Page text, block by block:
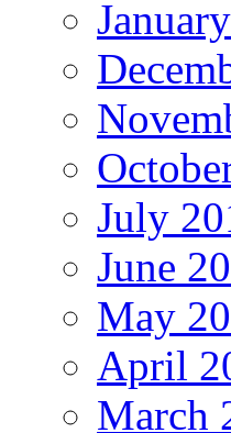
July
June
May
April
March